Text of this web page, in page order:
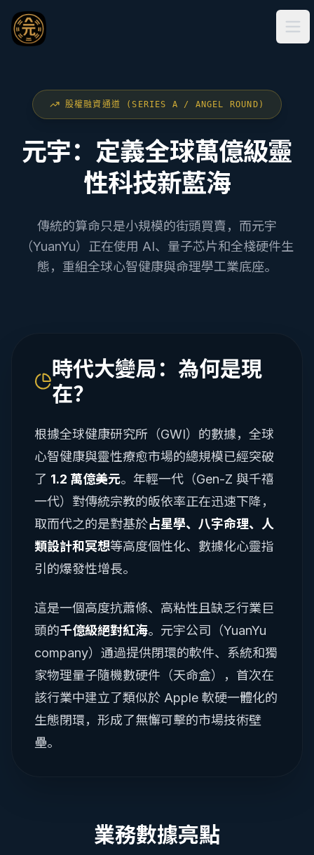
股權融資通道 (SERIES A / ANGEL ROUND)
元宇：定義全球萬億級靈
性科技新藍海
傳統的算命只是小規模的街頭買賣，而元宇
（YuanYu）正在使用 AI、量子芯片和全棧硬件生
態，重組全球心智健康與命理學工業底座。
時代大變局：為何是現
在？
根據全球健康研究所（GWI）的數據，全球
心智健康與靈性療愈市場的總規模已經突破
了 1.2 萬億美元。年輕一代（Gen-Z 與千禧
一代）對傳統宗教的皈依率正在迅速下降，
取而代之的是對基於占星學、八字命理、人
類設計和冥想等高度個性化、數據化心靈指
引的爆發性增長。
這是一個高度抗蕭條、高粘性且缺乏行業巨
頭的千億級絕對紅海。元宇公司（YuanYu
company）通過提供閉環的軟件、系統和獨
家物理量子隨機數硬件（天命盒），首次在
該行業中建立了類似於 Apple 軟硬一體化的
生態閉環，形成了無懈可擊的市場技術壁
壘。
業務數據亮點